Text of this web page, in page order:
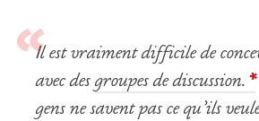
Il est vraiment difficile de
avec des groupes de discussion.
gens ne savent pas ce qu’ils